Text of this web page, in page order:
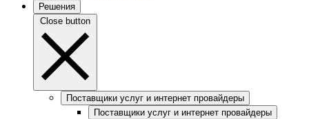
Решения
Close button
Поставщики услуг и интернет провайдеры
Поставщики услуг и интернет провайдеры